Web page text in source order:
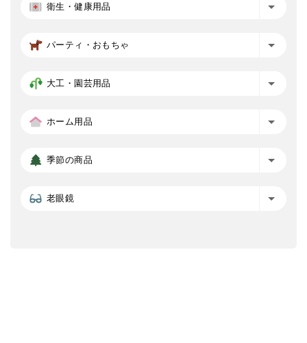
衛生・健康用品
パーティ・おもちゃ
大工・園芸用品
ホーム用品
季節の商品
老眼鏡